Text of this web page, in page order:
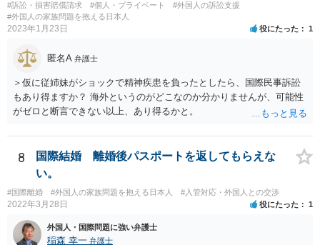
#訴訟・損害賠償請求 #個人・プライベート
#外国人の訴訟支援
#外国人の家族問題を抱える日本人
2023年1月23日 役にたった 1
匿名A 弁護士
＞仮に従姉妹がショックで精神疾患を負ったとしたら、国際民事訴訟
もあり得ますか？ 海外というのがどこなのか分かりませんが、可能性
がゼロと断言できない以上、あり得るかと。
8
国際結婚 離婚後パスポートを返してもらえな
い。
#国際離婚 #外国人の家族問題を抱える日本人 #入管対応・外国人との交渉
2022年3月28日 役にたった 1
外国人・国際問題に強い弁護士
稲森 幸一 弁護士